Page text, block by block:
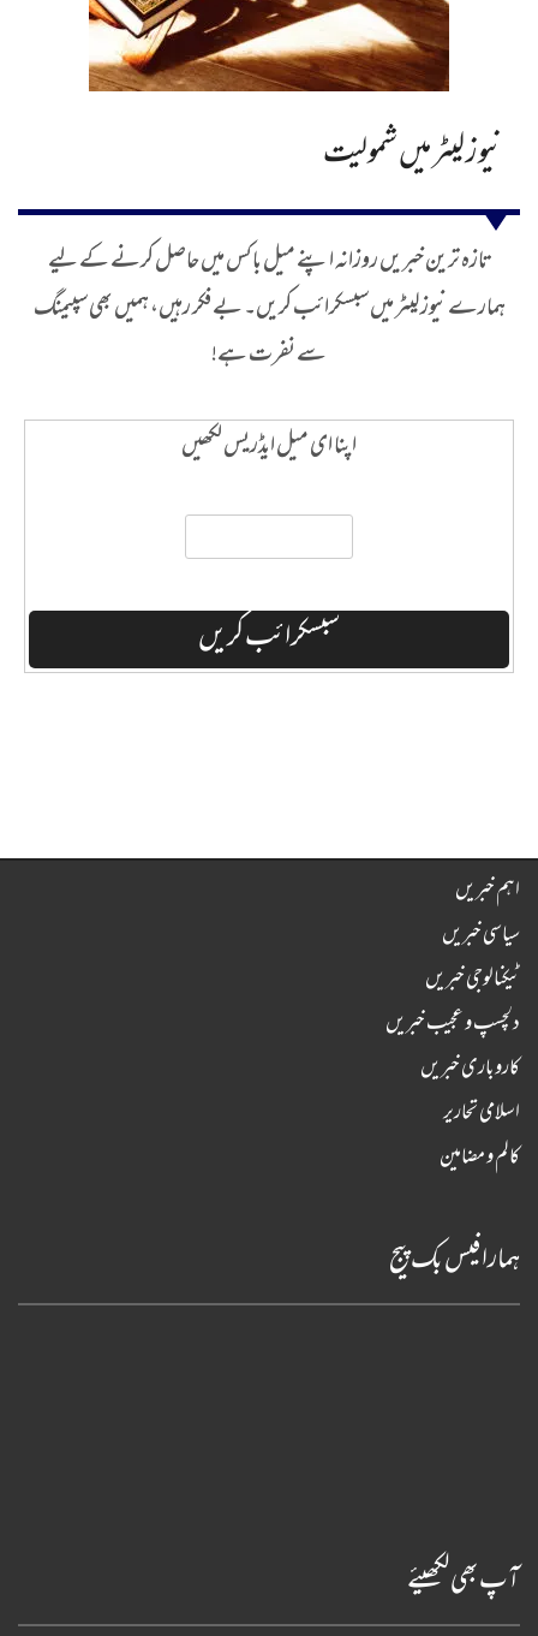
نیوز لیٹر میں شمولیت
تازہ ترین خبریں روزانہ اپنے میل باکس میں حاصل کرنے کے لیے
ہمارے نیوز لیٹر میں سبسکرائب کریں۔ بے فکر رہیں، ہمیں بھی سپیمنگ
سے نفرت ہے!
اپنا ای میل ایڈریس لکھیں
اہم خبریں
سیاسی خبریں
ٹیکنالوجی خبریں
دلچسپ و عجیب خبریں
کاروباری خبریں
اسلامی تحاریر
کالم و مضامین
ہمارا فیس بک پیج
آپ بھی لکھیئے